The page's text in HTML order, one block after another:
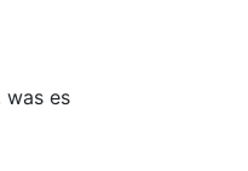
was es